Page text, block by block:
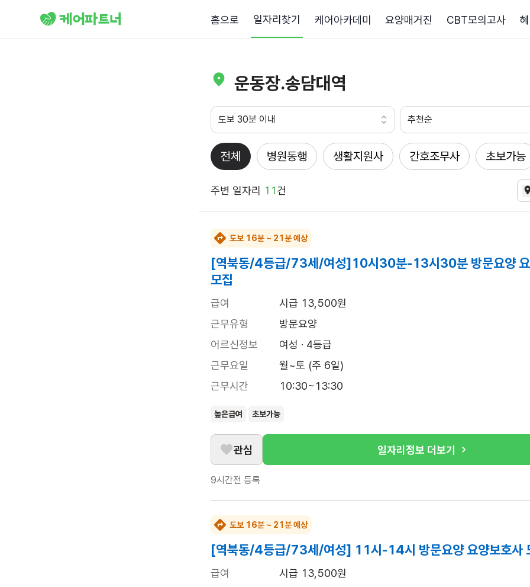
홈으로 일자리찾기 케어아카데미 요양매거진 CBT모의고사
운동장.송담대역
도보 30분 이내 추천순
전체 병원동행 생활지원사 간호조무사 초보가능
주변 일자리 11건
도보 16분 ~ 21분 예상
[역북동/4등급/73세/여성]10시30분-13시30분 방문요양 요
모집
급여
시급 13,500원
근무유형
방문요양
어르신정보
여성 · 4등급
근무요일
월~토 (주 6일)
근무시간
10:30~13:30
높은급여 초보가능
관심 일자리정보 더보기
9시간전 등록
도보 16분 ~ 21분 예상
[역북동/4등급/73세/여성] 11시-14시 방문요양 요양보호사
급여
시급 13,500원